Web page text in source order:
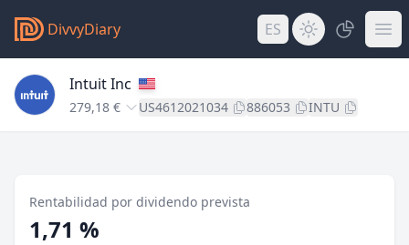
DivvyDiary ES
Intuit Inc
279,18 € US4612021034 886053 INTU
Rentabilidad por dividendo prevista
1,71 %